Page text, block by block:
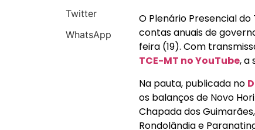
Twitter
WhatsApp
O Plenário Presencial
contas anuais de
feira (19). Com
TCE-MT no YouTube, a
Na pauta, publicada no
os balanços de Novo
Chapada dos
Rondolândia e